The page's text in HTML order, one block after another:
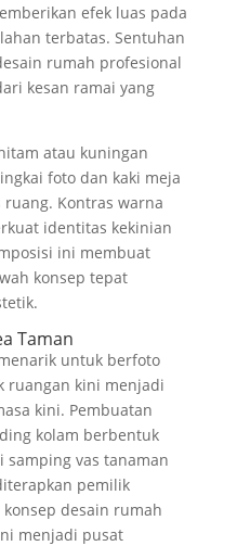
efek luas pada
terbatas. Sentuhan
rumah profesional
kesan ramai yang
atau kuningan
foto dan kaki meja
Kontras warna
identitas kekinian
ini membuat
konsep tepat
Taman
untuk berfoto
ruangan kini menjadi
kini. Pembuatan
kolam berbentuk
samping vas tanaman
pemilik
desain rumah
menjadi pusat